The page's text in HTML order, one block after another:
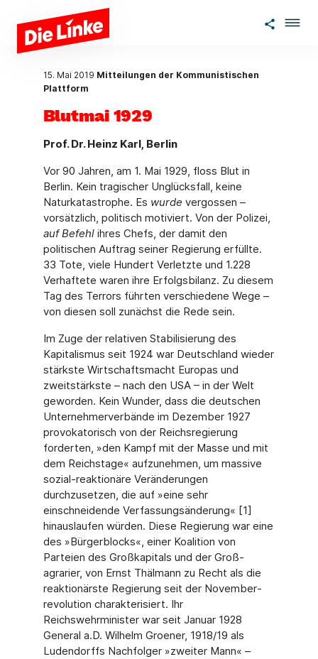
Zum Hauptinhalt springen
15. Mai 2019 Mitteilungen der Kommunistischen
Plattform
Blutmai 1929
Prof. Dr. Heinz Karl, Berlin
Vor 90 Jahren, am 1. Mai 1929, floss Blut in
Berlin. Kein tragischer Unglücksfall, keine
Naturkatastrophe. Es wurde vergossen –
vorsätzlich, politisch motiviert. Von der Polizei,
auf Befehl ihres Chefs, der damit den
politischen Auftrag seiner Regierung erfüllte.
33 Tote, viele Hundert Verletzte und 1.228
Verhaftete waren ihre Erfolgsbilanz. Zu diesem
Tag des Terrors führten verschiedene Wege –
von diesen soll zunächst die Rede sein.
Im Zuge der relativen Stabilisierung des
Kapitalismus seit 1924 war Deutschland wieder
stärkste Wirtschaftsmacht Europas und
zweitstärkste – nach den USA – in der Welt
gewor­den. Kein Wunder, dass die deutschen
Unternehmerverbände im Dezember 1927
provoka­torisch von der Reichsregierung
forderten, »den Kampf mit der Masse und mit
dem Reichs­tage« aufzunehmen, um massive
sozial-reaktionäre Veränderungen
durchzusetzen, die auf »eine sehr
einschneidende Verfassungsänderung« [1]
hinauslaufen würden. Diese Regierung war eine
des »Bürgerblocks«, einer Koalition von
Parteien des Großkapitals und der Groß­
agrarier, von Ernst Thälmann zu Recht als die
reaktionärste Regierung seit der November­
revolution charakterisiert. Ihr
Reichswehrminister war seit Januar 1928
General a.D. Wil­helm Groener, 1918/19 als
Ludendorffs Nachfolger »zweiter Mann« –